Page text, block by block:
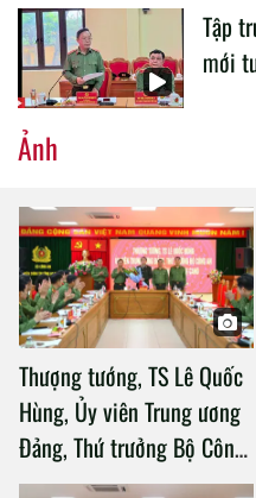
Tập
mới
Ảnh
Thượng tướng, TS Lê Quốc
Hùng, Ủy viên Trung ương
Đảng, Thứ trưởng Bộ Công
an làm việc với Học viện